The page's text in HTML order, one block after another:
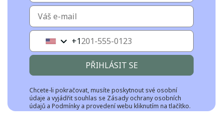
United
States
+1
PŘIHLÁSIT SE
Chcete-li pokračovat, musíte poskytnout své osobní
údaje a vyjádřit souhlas se Zásady ochrany osobních
údajů a Podmínky a provedeníwebu kliknutím na tlačítko.